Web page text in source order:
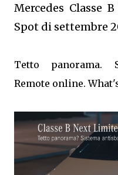
Mercedes Classe
Spot di settembre
Tetto panorama.
Remote online.